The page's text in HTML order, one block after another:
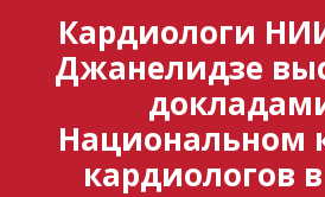
Кардиологи
Джанелидзе
Национальном
кардиологов